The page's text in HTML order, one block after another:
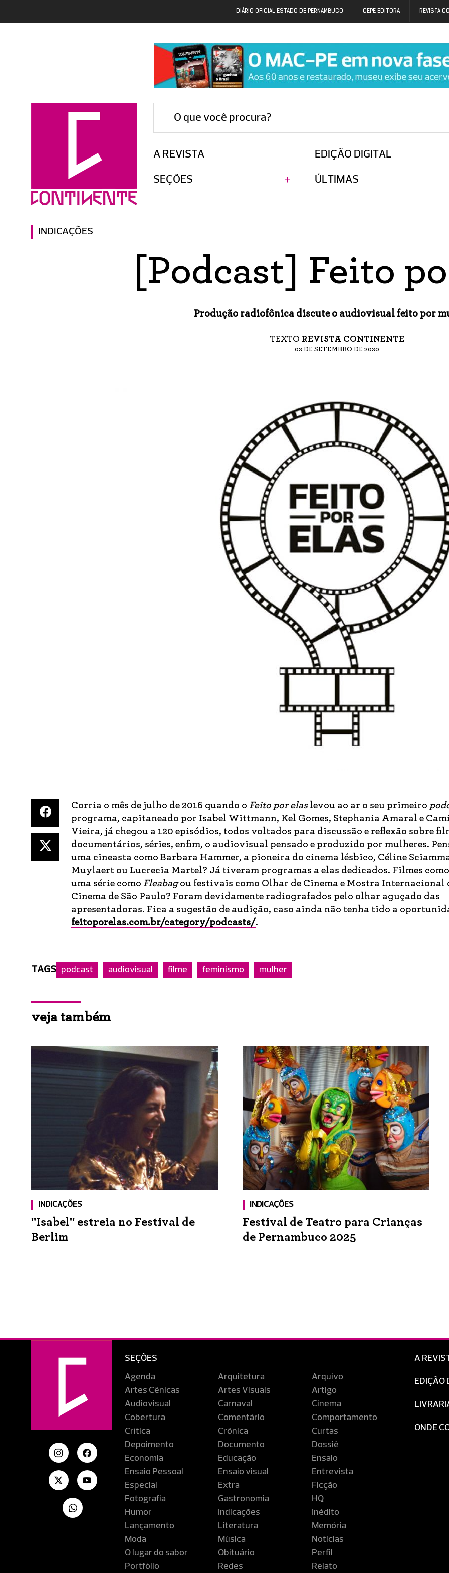
DIÁRIO OFICIAL ESTADO DE PERNAMBUCO CEPE EDITORA REVISTA
O que você procura?
A REVISTA EDIÇÃO DIGITAL
SEÇÕES ÚLTIMAS
INDICAÇÕES
[Podcast] Feito
Produção radiofônica discute o audiovisual feito por
TEXTO REVISTA CONTINENTE
02 DE SETEMBRO DE 2020
Corria o mês de julho de 2016 quando o Feito por elaslevou ao ar o seu primeiro
programa, capitaneado por Isabel Wittmann, Kel Gomes, Stephania Amaral e
Vieira, já chegou a 120 episódios, todos voltados para discussão e reflexão sobre
documentários, séries, enfim, o audiovisual pensado e produzido por mulheres.
uma cineasta como Barbara Hammer, a pioneira do cinema lésbico, Céline
Muylaert ou Lucrecia Martel? Já tiveram programas a elas dedicados. Filmes
uma série como Fleabagou festivais como Olhar de Cinema e Mostra Internacional
Cinema de São Paulo? Foram devidamente radiografados pelo olhar aguçado das
apresentadoras. Fica a sugestão de audição, caso ainda não tenha tido a
feitoporelas.com.br/category/podcasts/.
TAGS podcast audiovisual filme feminismo mulher
veja também
INDICAÇÕES
"Isabel" estreia no Festival de
Berlim
INDICAÇÕES
Festival de Teatro para Crianças
de Pernambuco 2025
SEÇÕES
Agenda Arquitetura
Arquivo
Artes Cênicas
Artes Visuais
Artigo
Audiovisual
Carnaval
Cinema
Cobertura
Comentário
Comportamento
Crítica
Crônica
Curtas
Depoimento
Documento
Dossiê
Economia
Educação
Ensaio
Ensaio Pessoal
Ensaio visual
Entrevista
Especial
Extra
Ficção
Fotografia
Gastronomia
HQ
Humor
Indicações
Inédito
Lançamento
Literatura
Memória
Moda
Música
Notícias
O lugar do sabor
Obituário
Perfil
Portfólio
Redes Relato
A
EDIÇÃO
ONDE